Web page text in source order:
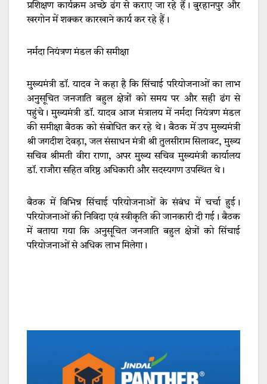
प्रशिक्षण कार्यक्रम अच्छे ढंग से कराए जा रहे हैं। बुरहानपुर और
खरगोन में शक्कर कारखाने कार्य कर रहे हैं।
नर्मदा नियंत्रण मंडल की समीक्षा
मुख्यमंत्री डॉ. यादव ने कहा है कि सिंचाई परियोजनाओं का लाभ
अनुसूचित जनजाति बहुल क्षेत्रों को समय पर और सही ढंग से
पहुंचे। मुख्यमंत्री डॉ. यादव आज मंत्रालय में नर्मदा नियंत्रण मंडल
की समीक्षा बैठक को संबोधित कर रहे थे। बैठक में उप मुख्यमंत्री
श्री जगदीश देवड़ा, जल संसाधन मंत्री श्री तुलसीराम सिलावट, मुख्य
सचिव श्रीमती वीरा राणा, अपर मुख्य सचिव मुख्यमंत्री कार्यालय
डॉ. राजौरा सहित वरिष्ठ अधिकारी और सदस्यगण उपस्थित थे।
बैठक में विभिन्न सिंचाई परियोजनाओं के संबंध में चर्चा हुई।
परियोजनाओं की निविदा एवं स्वीकृति की जानकारी दी गई। बैठक
में बताया गया कि अनुसूचित जनजाति बहुल क्षेत्रों को सिंचाई
परियोजनाओं से अधिक लाभ मिलेगा।